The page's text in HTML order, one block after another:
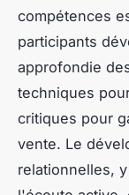
compétences
participants
approfondie
techniques
critiques pour
vente. Le
relationnelles,